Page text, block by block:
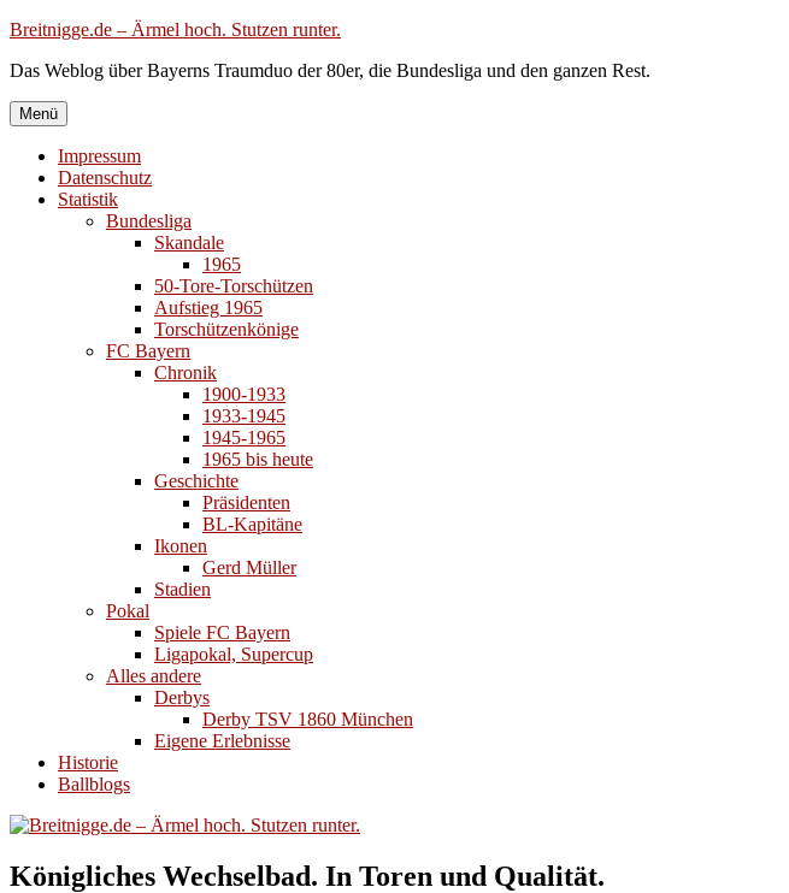
Zum
springen
Breitnigge.de – Ärmel hoch. Stutzen runter.
Das Weblog über Bayerns Traumduo der 80er, die Bundesliga und den ganzen Rest.
Menü
Impressum
Datenschutz
Statistik
Bundesliga
Skandale
1965
50-Tore-Torschützen
Aufstieg 1965
Torschützenkönige
FC Bayern
Chronik
1900-1933
1933-1945
1945-1965
1965 bis heute
Geschichte
Präsidenten
BL-Kapitäne
Ikonen
Gerd Müller
Stadien
Pokal
Spiele FC Bayern
Ligapokal, Supercup
Alles andere
Derbys
Derby TSV 1860 München
Eigene Erlebnisse
Historie
Ballblogs
Königliches Wechselbad. In Toren und Qualität.